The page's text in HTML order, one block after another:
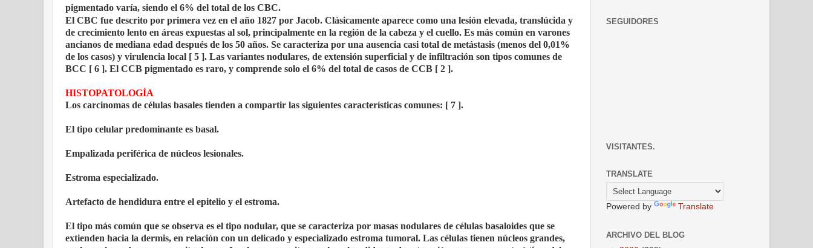
pigmentado varía, siendo el 6% del total de los CBC.
El CBC fue descrito por primera vez en el año 1827 por Jacob. Clásicamente aparece como una lesión elevada, translúcida y
de crecimiento lento en áreas expuestas al sol, principalmente en la región de la cabeza y el cuello. Es más común en varones
ancianos de mediana edad después de los 50 años. Se caracteriza por una ausencia casi total de metástasis (menos del 0,01%
de los casos) y virulencia local [ 5 ]. Las variantes nodulares, de extensión superficial y de infiltración son tipos comunes de
BCC [ 6 ]. El CCB pigmentado es raro, y comprende solo el 6% del total de casos de CCB [ 2 ].
HISTOPATOLOGÍA
Los carcinomas de células basales tienden a compartir las siguientes características comunes: [ 7 ].
El tipo celular predominante es basal.
Empalizada periférica de núcleos lesionales.
Estroma especializado.
Artefacto de hendidura entre el epitelio y el estroma.
El tipo más común que se observa es el tipo nodular, que se caracteriza por masas nodulares de células basaloides que se
extienden hacia la dermis, en relación con un delicado y especializado estroma tumoral. Las células tienen núcleos grandes,
SEGUIDORES
VISITANTES.
TRANSLATE
Powered by Translate
ARCHIVO DEL BLOG